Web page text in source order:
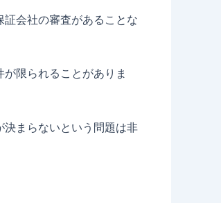
会社の審査があることな
限られることがありま
まらないという問題は非